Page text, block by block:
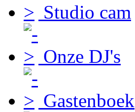
Studio cam
Onze DJ's
Gastenboek